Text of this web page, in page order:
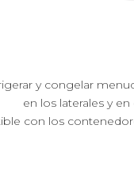
y congelar
en los laterales y
con los